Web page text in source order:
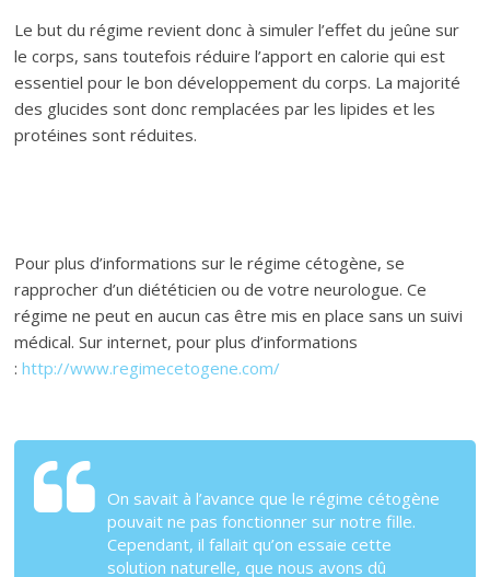
Le but du régime revient donc à simuler l’effet du jeûne sur
le corps, sans toutefois réduire l’apport en calorie qui est
essentiel pour le bon développement du corps. La majorité
des glucides sont donc remplacées par les lipides et les
protéines sont réduites.
Pour plus d’informations sur le régime cétogène, se
rapprocher d’un diététicien ou de votre neurologue. Ce
régime ne peut en aucun cas être mis en place sans un suivi
médical. Sur internet, pour plus d’informations
:http://www.regimecetogene.com/
On savait à l’avance que le régime cétogène
pouvait ne pas fonctionner sur notre fille.
Cependant, il fallait qu’on essaie cette
solution naturelle, que nous avons dû